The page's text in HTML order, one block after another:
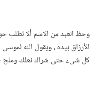
وحظ العبد من الاسم ألا تطلب
الأرزاق بيده ، ويقول الله
كل شىء حتى شراك نعلك وملح